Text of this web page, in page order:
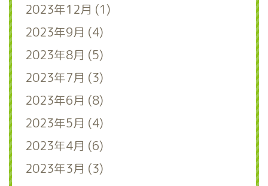
2023年12月 (1)
2023年9月 (4)
2023年8月 (5)
2023年7月 (3)
2023年6月 (8)
2023年5月 (4)
2023年4月 (6)
2023年3月 (3)